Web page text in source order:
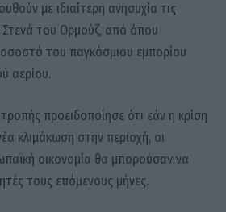
με ιδιαίτερη ανησυχία τις
Στενά του Ορμούζ, από όπου
του παγκόσμιου εμπορίου
αερίου.
προειδοποίησε ότι εάν η κρίση
κλιμάκωση στην περιοχή, οι
οικονομία θα μπορούσαν να
τους επόμενους μήνες.